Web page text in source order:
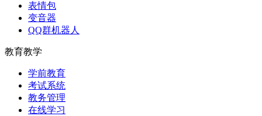
表情包
变音器
QQ群机器人
教育教学
学前教育
考试系统
教务管理
在线学习